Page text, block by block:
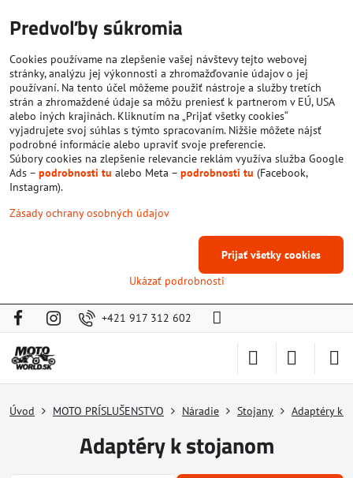
+421 917 312 602
Úvod MOTO PRÍSLUŠENSTVO Náradie Stojany Adaptéry k
Adaptéry k stojanom
Predvoľby súkromia
Cookies používame na zlepšenie vašej návštevy tejto webovej
stránky, analýzu jej výkonnosti a zhromažďovanie údajov o jej
používaní. Na tento účel môžeme použiť nástroje a služby tretích
strán a zhromaždené údaje sa môžu preniesť k partnerom v EÚ, USA
alebo iných krajinách. Kliknutím na „Prijať všetky cookies“
vyjadrujete svoj súhlas s týmto spracovaním. Nižšie môžete nájsť
podrobné informácie alebo upraviť svoje preferencie.
Súbory cookies na zlepšenie relevancie reklám využíva služba Google
Ads – podrobnosti tu alebo Meta – podrobnosti tu (Facebook,
Instagram).
Zásady ochrany osobných údajov
Ukázať podrobnosti
Prijať všetky cookies